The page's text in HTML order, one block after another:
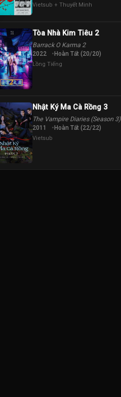
Vietsub + Thuyết Minh
Tòa Nhà Kim Tiêu 2
Barrack O Karma 2
2022 Hoàn Tất (20/20)
Lồng Tiếng
Nhật Ký Ma Cà Rồng 3
The Vampire Diaries (Season 3)
2011 Hoàn Tất (22/22)
Vietsub